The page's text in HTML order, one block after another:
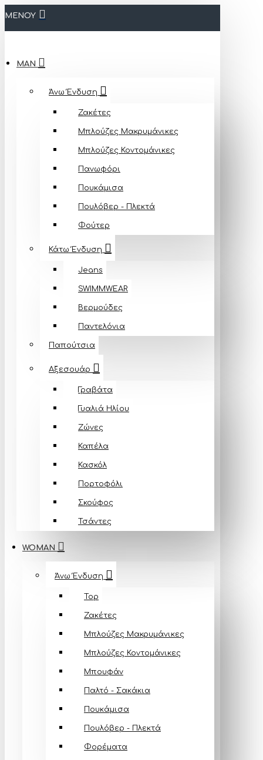
ΜΕΝΟΥ
MAN
Άνω Ένδυση
Ζακέτες
Μπλούζες Mακρυμάνικες
Μπλούζες Κοντομάνικες
Πανωφόρι
Πουκάμισα
Πουλόβερ - Πλεκτά
Φούτερ
Κάτω Ένδυση
Jeans
SWIMMWEAR
Βερμούδες
Παντελόνια
Παπούτσια
Αξεσουάρ
Γραβάτα
Γυαλιά Ηλίου
Ζώνες
Καπέλα
Κασκόλ
Πορτοφόλι
Σκούφος
Τσάντες
WOMAN
Άνω Ένδυση
Top
Ζακέτες
Μπλούζες Mακρυμάνικες
Μπλούζες Κοντομάνικες
Μπουφάν
Παλτό - Σακάκια
Πουκάμισα
Πουλόβερ - Πλεκτά
Φορέματα